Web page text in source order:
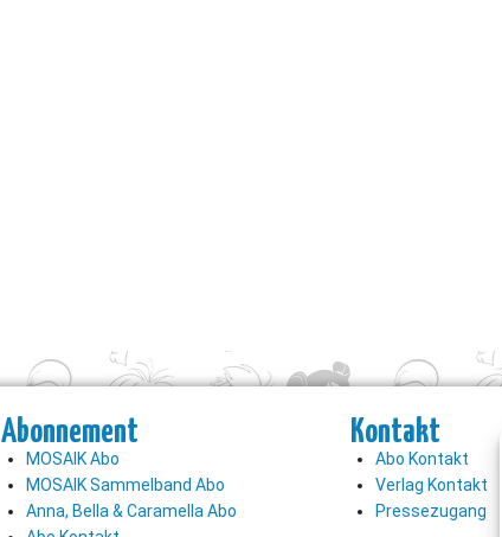
Abonnement
MOSAIK Abo
MOSAIK Sammelband Abo
Anna, Bella & Caramella Abo
Kontakt
Abo Kontakt
Verlag Kontakt
Pressezugang